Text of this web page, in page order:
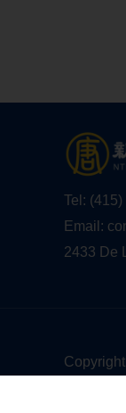
Tel: (415)
Email:
2433 De